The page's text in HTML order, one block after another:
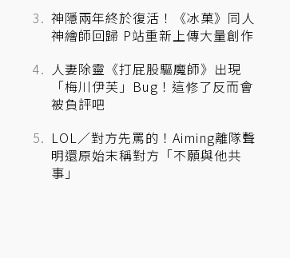
神隱兩年終於復活！《冰菓》同人
神繪師回歸 P站重新上傳大量創作
人妻除靈《打屁股驅魔師》出現
「梅川伊芙」Bug！這修了反而會
被負評吧
LOL／對方先罵的！Aiming離隊聲
明還原始末稱對方「不願與他共
事」